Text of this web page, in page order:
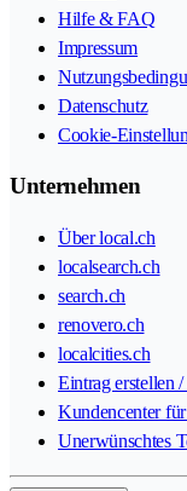
Hilfe & FAQ
Impressum
Datenschutz
Cookie-
Unternehmen
Über local.ch
localsearch.ch
search.ch
renovero.ch
localcities.ch
Eintrag erstellen
Kundencenter
Unerwünschtes